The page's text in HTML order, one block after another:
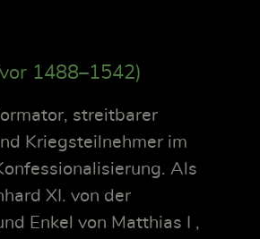
1488–1542)
streitbarer
Kriegsteilnehmer im
Als
XI. von der
Enkel von Matthias I ,